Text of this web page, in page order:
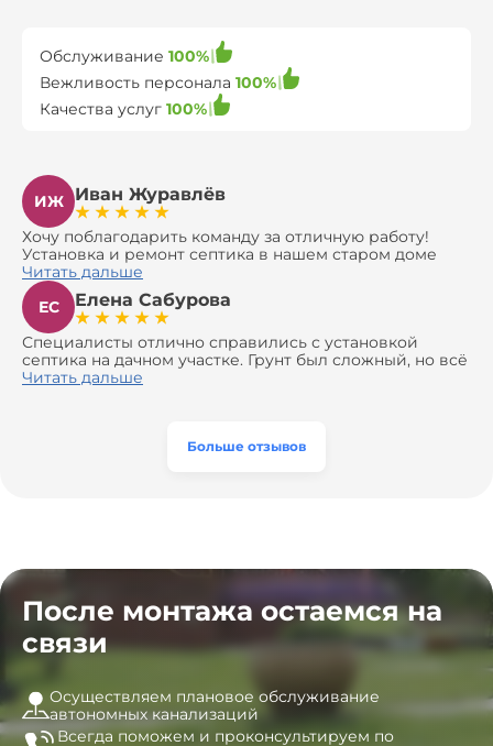
Обслуживание 100%
Вежливость персонала 100%
Качества услуг 100%
ИЖ Иван Журавлёв
Хочу поблагодарить команду за отличную работу!
Установка и ремонт септика в нашем старом доме
оказались сложной задачей, но ребята справились на
все 100%. Всё сделали аккуратно и профессионально.
Давали полезные рекомендации, не пытались
навязать ничего лишнего, помогли с выбором и
доставкой материалов, что позволило нам
сэкономить. Выполнили монтаж и демонтаж
оборудования, заменили трубы, обновили
эту компанию всем, кто ищет надёжных
Читать дальше
ЕС
Елена Сабурова
Специалисты отлично справились с установкой
септика на дачном участке. Грунт был сложный, но всё
сделали быстро и аккуратно. Помогли выбрать
Читать дальше
Больше отзывов
После монтажа остаемся на
связи
Осуществляем плановое обслуживание
автономных канализаций
Всегда поможем и проконсультируем по